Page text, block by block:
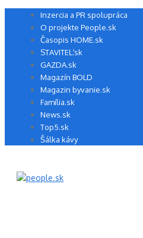
Preskočiť Inzercia a PR spolupráca
O projekte People.sk
Časopis HOME.sk
STAVITEĽ.sk
GAZDA.sk
Magazín BOLD
Magazin byvanie.sk
Família.sk
News.sk
Top5.sk
Šálka kávy